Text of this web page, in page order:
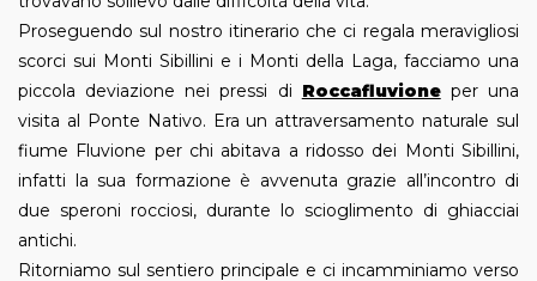
Proseguendo sul nostro itinerario che ci regala meravigliosi
scorci sui Monti Sibillini e i Monti della Laga, facciamo una
piccola deviazione nei pressi di Roccafluvioneper una
visita al Ponte Nativo. Era un attraversamento naturale sul
fiume Fluvione per chi abitava a ridosso dei Monti Sibillini,
infatti la sua formazione è avvenuta grazie all’incontro di
due speroni rocciosi, durante lo scioglimento di ghiacciai
antichi.
Ritorniamo sul sentiero principale e ci incamminiamo verso